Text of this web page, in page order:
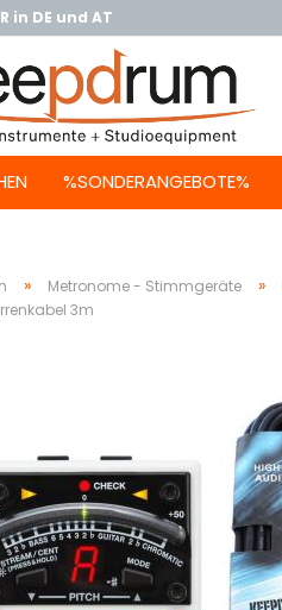
in DE und AT
%SONDERANGEBOTE%
» Metronome - Stimmgeräte »
3m